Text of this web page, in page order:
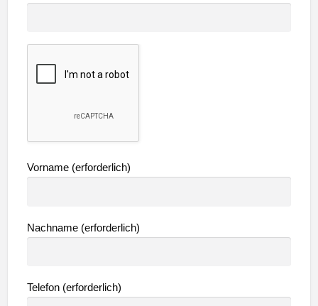
Vorname (erforderlich)
Nachname (erforderlich)
Telefon (erforderlich)